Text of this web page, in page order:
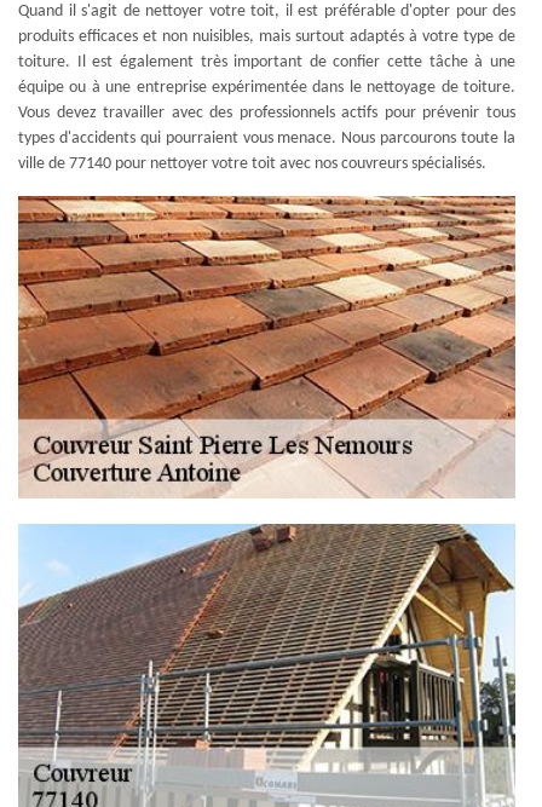
Quand il s'agit de nettoyer votre toit, il est préférable d'opter pour des
produits efficaces et non nuisibles, mais surtout adaptés à votre type de
toiture. Il est également très important de confier cette tâche à une
équipe ou à une entreprise expérimentée dans le nettoyage de toiture.
Vous devez travailler avec des professionnels actifs pour prévenir tous
types d'accidents qui pourraient vous menace. Nous parcourons toute la
ville de 77140 pour nettoyer votre toit avec nos couvreurs spécialisés.